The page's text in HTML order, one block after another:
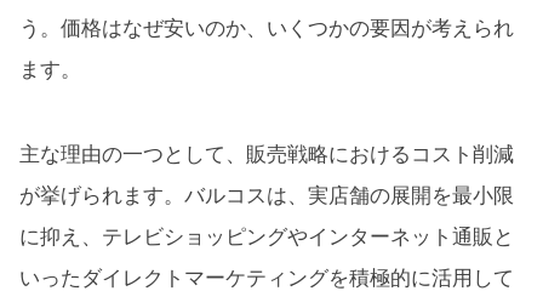
う。価格はなぜ安いのか、いくつかの要因が考えられ
ます。
主な理由の一つとして、販売戦略におけるコスト削減
が挙げられます。バルコスは、実店舗の展開を最小限
に抑え、テレビショッピングやインターネット通販と
いったダイレクトマーケティングを積極的に活用して